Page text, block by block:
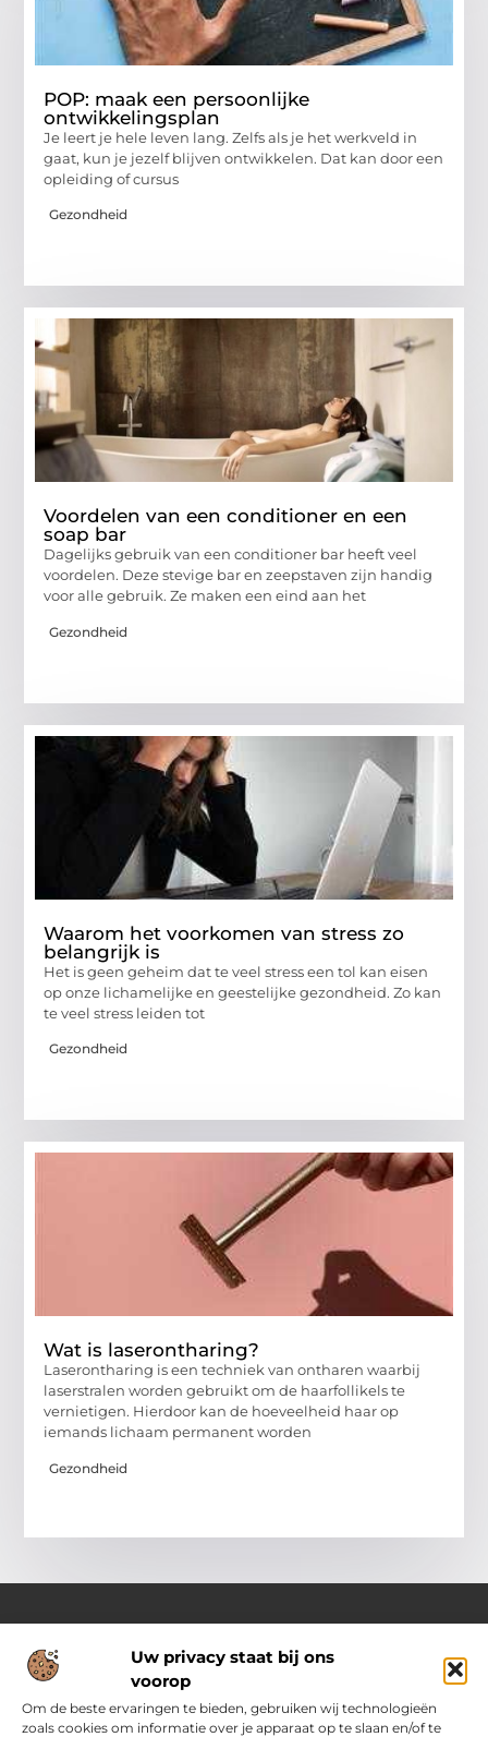
Uw privacy staat bij ons
voorop
Om de beste ervaringen te bieden, gebruiken wij technologieën
zoals cookies om informatie over je apparaat op te slaan en/of te
POP: maak een persoonlijke
ontwikkelingsplan
Je leert je hele leven lang. Zelfs als je het werkveld in
gaat, kun je jezelf blijven ontwikkelen. Dat kan door een
opleiding of cursus
Gezondheid
Voordelen van een conditioner en een
soap bar
Dagelijks gebruik van een conditioner bar heeft veel
voordelen. Deze stevige bar en zeepstaven zijn handig
voor alle gebruik. Ze maken een eind aan het
Gezondheid
Waarom het voorkomen van stress zo
belangrijk is
Het is geen geheim dat te veel stress een tol kan eisen
op onze lichamelijke en geestelijke gezondheid. Zo kan
te veel stress leiden tot
Gezondheid
Wat is laserontharing?
Laserontharing is een techniek van ontharen waarbij
laserstralen worden gebruikt om de haarfollikels te
vernietigen. Hierdoor kan de hoeveelheid haar op
iemands lichaam permanent worden
Gezondheid
Over Pass4sure.nl
Jouw bron voor slimme inzichten en praktische tips
Verken een gevarieerd aanbod aan blogs en artikelen die je
dagelijks ondersteunen met bruikbare adviezen, slimme